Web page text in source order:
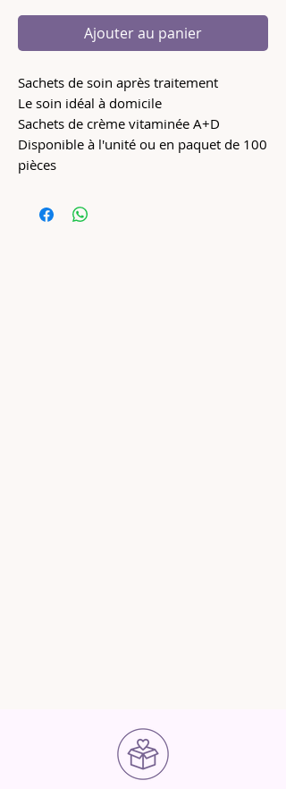
Ajouter au panier
Sachets de soin après traitement
Le soin idéal à domicile
Sachets de crème vitaminée A+D
Disponible à l'unité ou en paquet de 100
pièces